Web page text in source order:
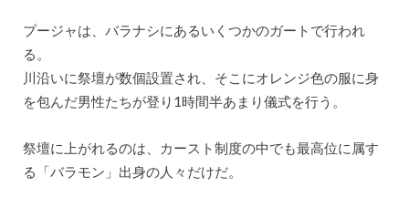
プージャは、バラナシにあるいくつかのガートで行われ
る。
川沿いに祭壇が数個設置され、そこにオレンジ色の服に身
を包んだ男性たちが登り1時間半あまり儀式を行う。
祭壇に上がれるのは、カースト制度の中でも最高位に属す
る「バラモン」出身の人々だけだ。